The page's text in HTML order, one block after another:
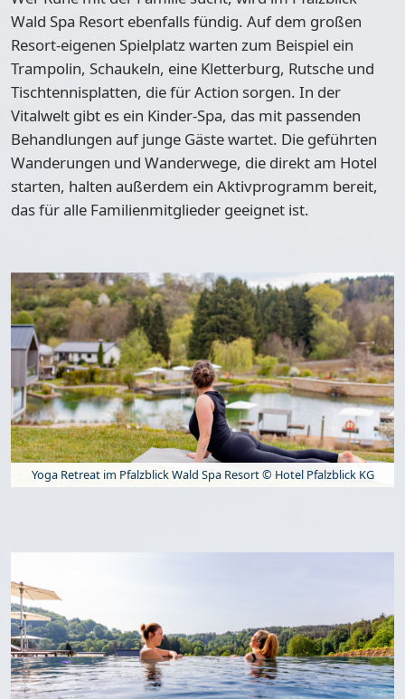
Wald Spa Resort ebenfalls fündig. Auf dem großen
Resort-eigenen Spielplatzwarten zum Beispiel ein
Trampolin, Schaukeln, eine Kletterburg, Rutsche und
Tischtennisplatten, die für Action sorgen. In der
Vitalwelt gibt es ein Kinder-Spa, das mit passenden
Behandlungen auf junge Gäste wartet. Die geführten
Wanderungen und Wanderwege, die direkt am Hotel
starten, halten außerdem ein Aktivprogramm bereit,
das für alle Familienmitglieder geeignet ist.
Yoga Retreat im Pfalzblick Wald Spa Resort © Hotel Pfalzblick KG